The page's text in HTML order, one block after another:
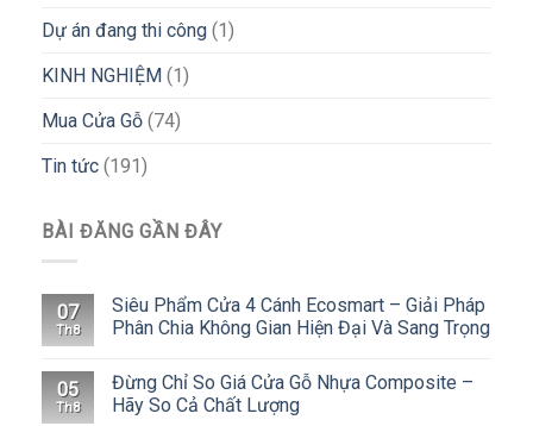
Dự án đang thi công (1)
KINH NGHIỆM (1)
Mua Cửa Gỗ (74)
Tin tức (191)
BÀI ĐĂNG GẦN ĐÂY
07
Th8
Siêu Phẩm Cửa 4 Cánh Ecosmart – Giải Pháp
Phân Chia Không Gian Hiện Đại Và Sang Trọng
05
Th8
Đừng Chỉ So Giá Cửa Gỗ Nhựa Composite –
Hãy So Cả Chất Lượng